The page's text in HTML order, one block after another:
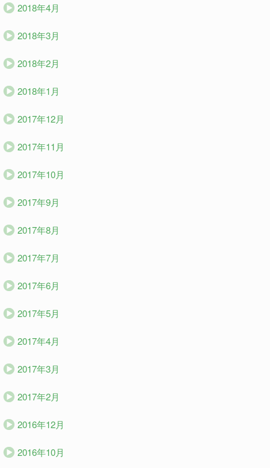
2018年4月
2018年3月
2018年2月
2018年1月
2017年12月
2017年11月
2017年10月
2017年9月
2017年8月
2017年7月
2017年6月
2017年5月
2017年4月
2017年3月
2017年2月
2016年12月
2016年10月